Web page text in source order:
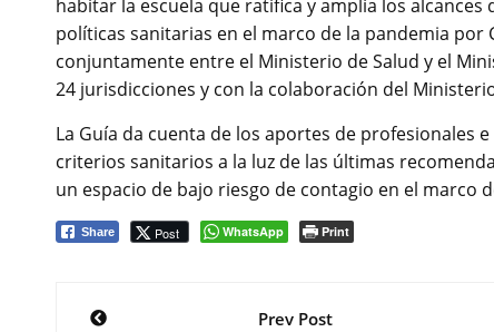
habitar la escuela que ratifica y amplía los
políticas sanitarias en el marco de la pandemia por
conjuntamente entre el Ministerio de Salud y el
24 jurisdicciones y con la colaboración del
La Guía da cuenta de los aportes de profesionales
criterios sanitarios a la luz de las últimas
un espacio de bajo riesgo de contagio en el marco
Share Post WhatsApp Print
NavegaciónPrev Post